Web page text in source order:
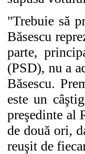
"Trebuie să
Băsescu
parte,
(PSD), nu a
Băsescu.
este un
preşedinte al
de două ori,
reuşit de